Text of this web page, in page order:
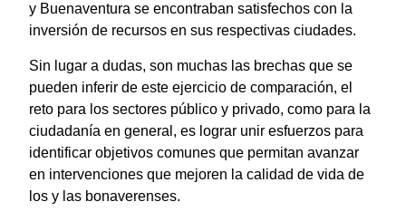
y Buenaventura se encontraban satisfechos con la
inversión de recursos en sus respectivas ciudades.
Sin lugar a dudas, son muchas las brechas que se
pueden inferir de este ejercicio de comparación, el
reto para los sectores público y privado, como para la
ciudadanía en general, es lograr unir esfuerzos para
identificar objetivos comunes que permitan avanzar
en intervenciones que mejoren la calidad de vida de
los y las bonaverenses.